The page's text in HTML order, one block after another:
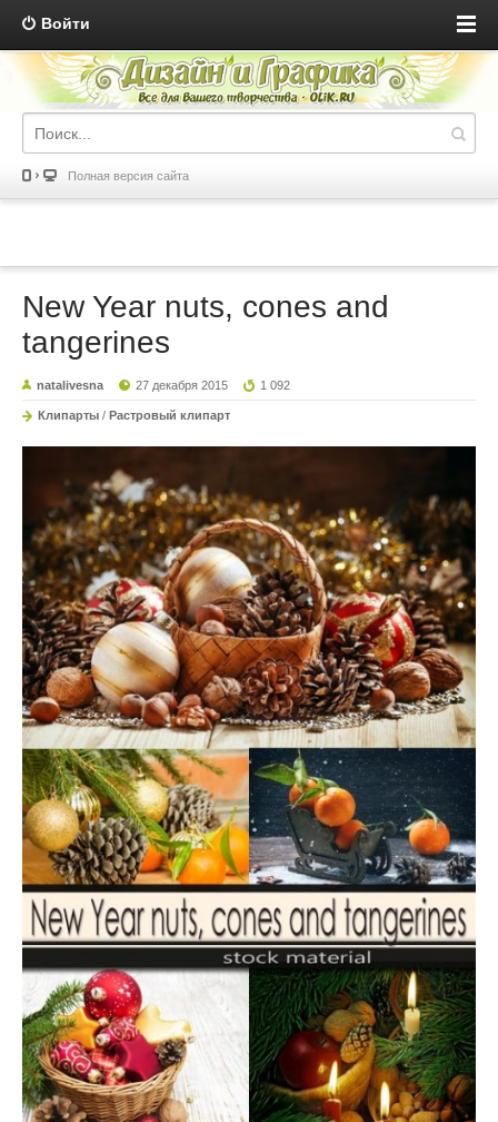
Войти
Полная версия сайта
New Year nuts, cones and
tangerines
natalivesna 27 декабря 2015 1 092
Клипарты / Растровый клипарт